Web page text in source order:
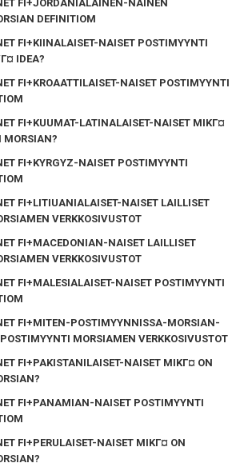
FI+JORDANIALAINEN-NAINEN
DEFINITIOM
FI+KIINALAISET-NAISET POSTIMYYNTI
IDEA?
FI+KROAATTILAISET-NAISET POSTIMYYNTI
FI+KUUMAT-LATINALAISET-NAISET MIKГ¤
MORSIAN?
FI+KYRGYZ-NAISET POSTIMYYNTI
FI+LITIUANIALAISET-NAISET LAILLISET
VERKKOSIVUSTOT
FI+MACEDONIAN-NAISET LAILLISET
VERKKOSIVUSTOT
FI+MALESIALAISET-NAISET POSTIMYYNTI
FI+MITEN-POSTIMYYNNISSA-MORSIAN-
MORSIAMEN VERKKOSIVUSTOT
FI+PAKISTANILAISET-NAISET MIKГ¤ ON
FI+PANAMIAN-NAISET POSTIMYYNTI
FI+PERULAISET-NAISET MIKГ¤ ON